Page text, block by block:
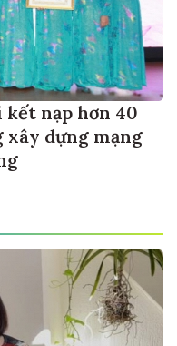
nạp hơn 40
dựng mạng